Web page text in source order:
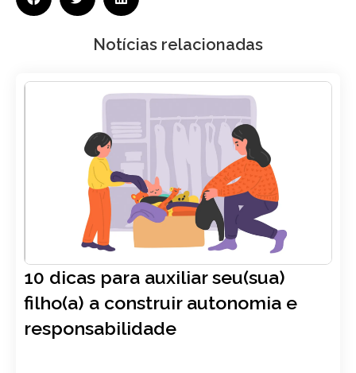
Notícias relacionadas
10 dicas para auxiliar seu(sua)
filho(a) a construir autonomia e
responsabilidade